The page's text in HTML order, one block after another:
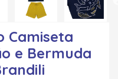
Camiseta
e Bermuda